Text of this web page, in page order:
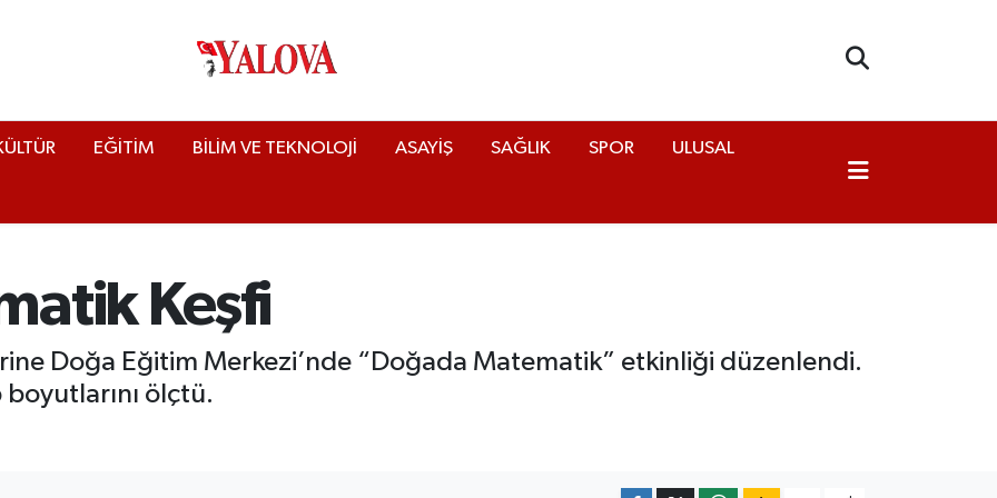
EĞİTİM BİLİM VE TEKNOLOJİ ASAYİŞ SAĞLIK SPOR ULUSAL
Keşfi
Doğa Eğitim Merkezi’nde “Doğada Matematik” etkinliği düzenlendi.
ölçtü.